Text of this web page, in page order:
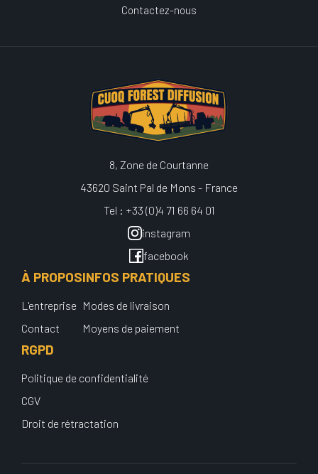
Contactez-nous
8, Zone de Courtanne
43620 Saint Pal de Mons - France
Tel : +33 (0)4 71 66 64 01
instagram
facebook
À PROPOS
L'entreprise
Contact
INFOS PRATIQUES
Modes de livraison
Moyens de paiement
RGPD
Politique de confidentialité
CGV
Droit de rétractation